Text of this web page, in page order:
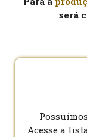
será
Acesse a